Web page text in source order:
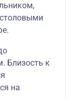
Близость к
на